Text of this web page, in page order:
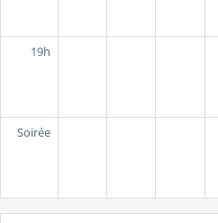
19h
Soirée